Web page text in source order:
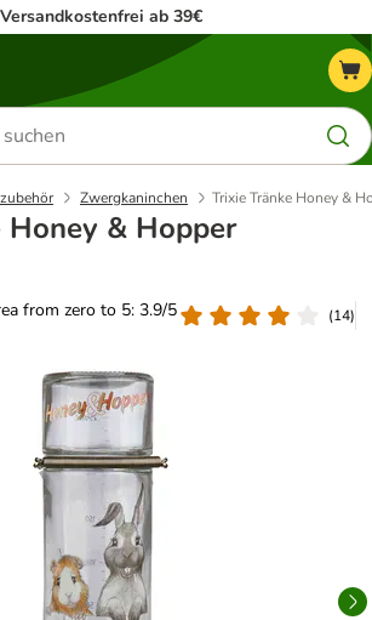
Versandkostenfrei ab 39€
Zwergkaninchen Trixie Tränke Honey &
Honey & Hopper
from zero to 5: 3.9/5
(14)